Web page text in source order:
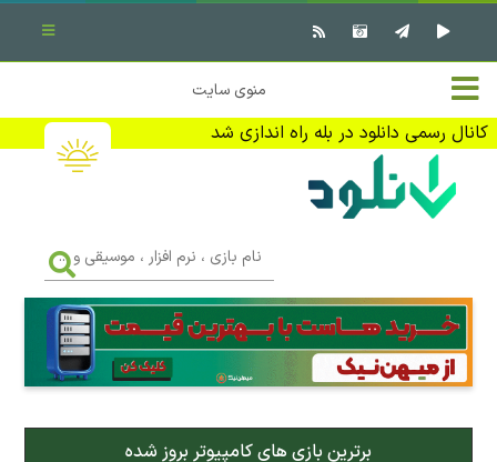
خانه
تماس با ما
تبلیغات
منوی سایت
کانال رسمی دانلود در بله راه اندازی شد
✖ بستن منو
نرم افزار کامپیوتر
بازی کامپیوتر
کتاب
بازی
،
نرم
افزار
،
موسیقی
...
برترین بازی های کامپیوتر بروز شده